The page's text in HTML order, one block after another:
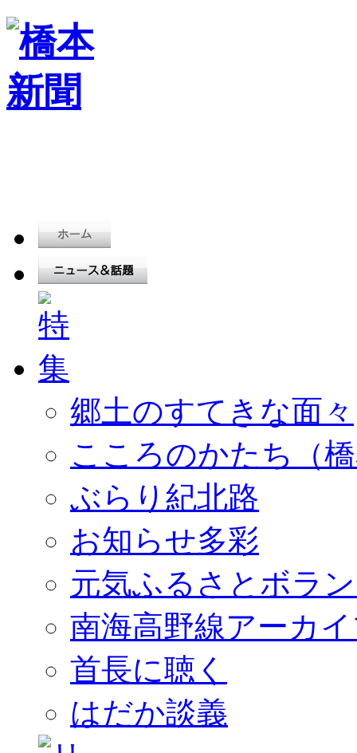
郷土のすてきな面々
こころのかたち（
ぶらり紀北路
お知らせ多彩
元気ふるさとボラ
南海高野線アーカ
首長に聴く
はだか談義